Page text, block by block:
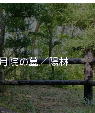
院の墓／陽林